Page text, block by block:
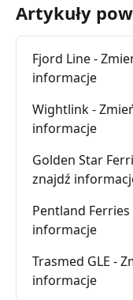
Artykuły
Fjord Line -
informacje
Wightlink -
informacje
Golden Star
znajdź
Pentland
informacje
Trasmed GLE -
informacje